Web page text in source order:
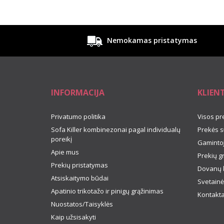
Nemokamas pristatymas
INFORMACIJA
Privatumo politika
Sofa Killer kombinezonai pagal individualų
poreikį
Apie mus
Prekių pristatymas
Atsiskaitymo būdai
Apatinio trikotažo ir pinigų grąžinimas
Nuostatos/Taisyklės
Kaip užsisakyti
Visos
Prekės
Prekių
Dovanų